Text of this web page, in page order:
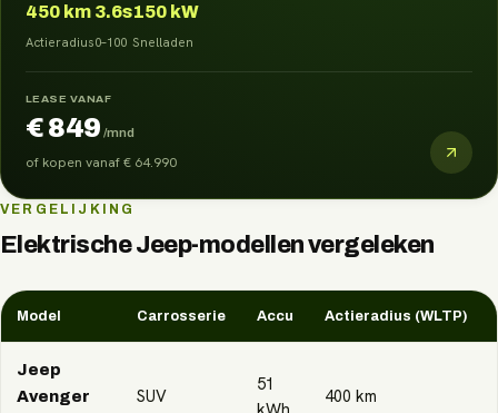
450 km
Actieradius
3.6s
0–100
150 kW
Snelladen
LEASE VANAF
€ 849 /mnd
of kopen vanaf€ 64.990
VERGELIJKING
ElektrischeJeep-modellen vergeleken
Model Carrosserie Accu Actieradius (WLTP)
Jeep
Avenger
SUV
51
400 km